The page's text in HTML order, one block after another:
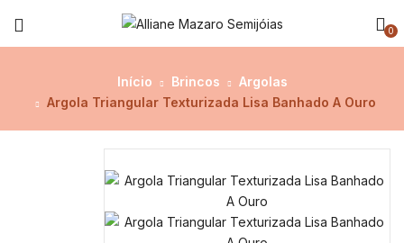
0
Início Brincos
Argolas
Argola Triangular Texturizada Lisa Banhado A Ouro